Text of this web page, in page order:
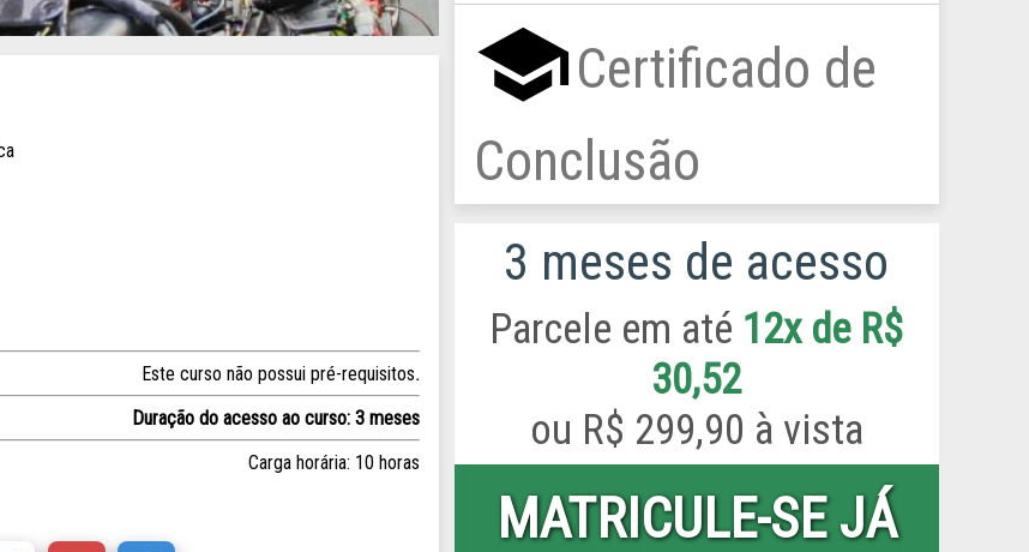
Este curso não possui pré-requisitos.
Duração do acesso ao curso: 3 meses
Carga horária: 10 horas
schoolCertificado de
Conclusão
3 meses de acesso
Parcele em até 12x de R$
30,52
ou R$ 299,90 à vista
MATRICULE-SE JÁ